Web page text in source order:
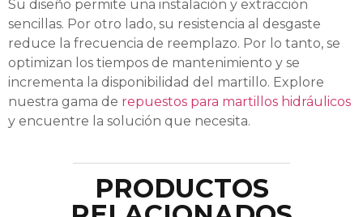
Su diseño permite una instalación y extracción
sencillas. Por otro lado, su resistencia al desgaste
reduce la frecuencia de reemplazo. Por lo tanto, se
optimizan los tiempos de mantenimiento y se
incrementa la disponibilidad del martillo. Explore
nuestra gama de repuestos para martillos hidráulicos
y encuentre la solución que necesita.
PRODUCTOS